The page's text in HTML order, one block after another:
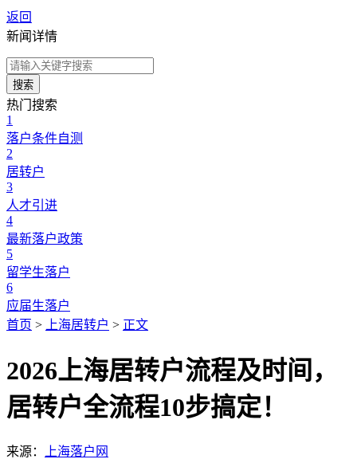
返回
新闻详情
搜索
热门搜索
1
落户条件自测
2
居转户
3
人才引进
4
最新落户政策
5
留学生落户
6
应届生落户
首页 > 上海居转户 > 正文
2026上海居转户流程及时间，
居转户全流程10步搞定！
来源： 上海落户网